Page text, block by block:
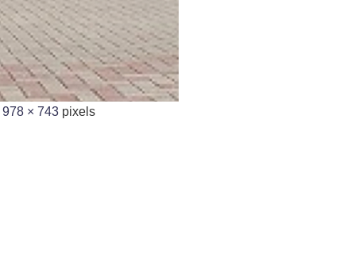
978 × 743pixels